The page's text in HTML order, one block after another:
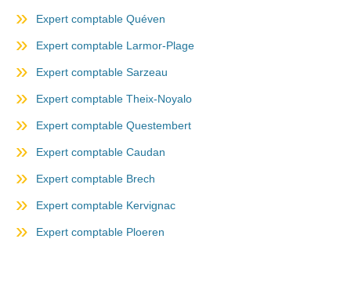
Expert comptable Quéven
Expert comptable Larmor-Plage
Expert comptable Sarzeau
Expert comptable Theix-Noyalo
Expert comptable Questembert
Expert comptable Caudan
Expert comptable Brech
Expert comptable Kervignac
Expert comptable Ploeren